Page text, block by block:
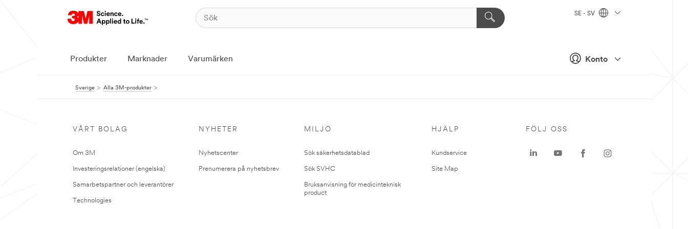
Konto
SE - SV
Produkter Marknader Varumärken
Sverige Alla 3M-produkter
VÅRT BOLAG
Om 3M
Investeringsrelationer (engelska)
Samarbetspartner och leverantörer
Technologies
NYHETER
Nyhetscenter
Prenumerera på nyhetsbrev
MILJÖ
Sök säkerhetsdatablad
Sök SVHC
Bruksanvisning för medicinteknisk
product
HJÄLP
Kundservice
Site Map
FÖLJ OSS